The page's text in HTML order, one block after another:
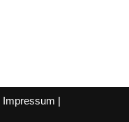
Impressum |